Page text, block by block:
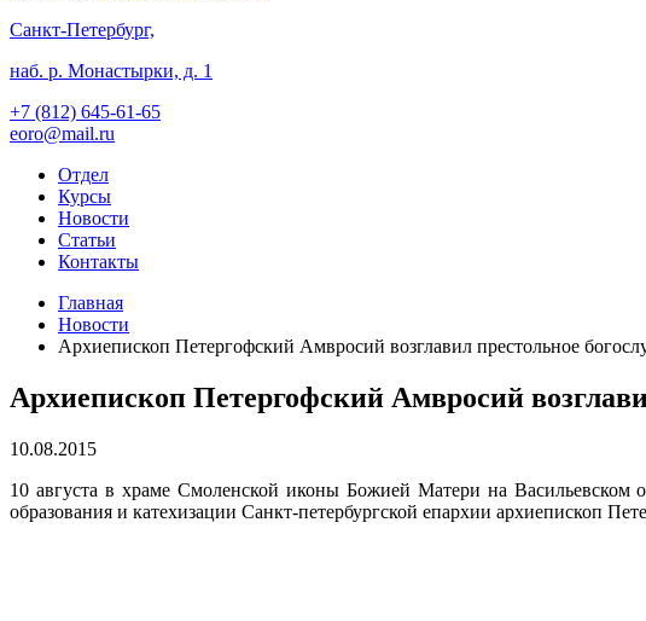
Санкт-Петербург,
наб. р. Монастырки, д. 1
+7 (812) 645-61-65
eoro@mail.ru
Отдел
Курсы
Новости
Статьи
Контакты
Главная
Новости
Архиепископ Петергофский Амвросий возглавил престольное
Архиепископ Петергофский Амвросий
10.08.2015
10 августа в храме Смоленской иконы Божией Матери на Васильевском
образования и катехизации Санкт-петербургской епархии архиепископ